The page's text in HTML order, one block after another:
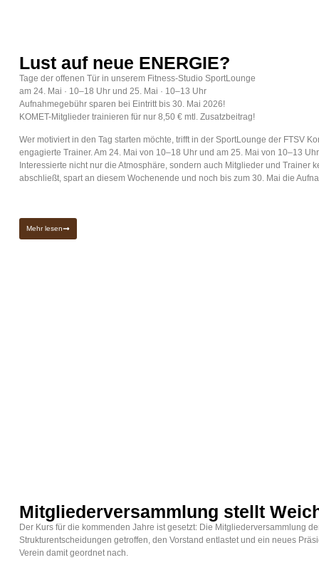
Lust auf neue ENERGIE?
Tage der offenen Tür in unserem Fitness-Studio SportLounge
am 24. Mai · 10–18 Uhr und 25. Mai · 10–13 Uhr
Aufnahmegebühr sparen bei Eintritt bis 30. Mai 2026!
KOMET-Mitglieder trainieren für nur 8,50 € mtl. Zusatzbeitrag!
Wer motiviert in den Tag starten möchte, trifft in der SportLounge der FTSV
engagierte Trainer. Am 24. Mai von 10–18 Uhr und am 25. Mai von 10–13
Interessierte nicht nur die Atmosphäre, sondern auch Mitglieder und Trainer
abschließt, spart an diesem Wochenende und noch bis zum 30. Mai die
Mehr lesen
Mitgliederversammlung stellt
Der Kurs für die kommenden Jahre ist gesetzt: Die Mitgliederversammlung
Strukturentscheidungen getroffen, den Vorstand entlastet und ein neues
Verein damit geordnet nach.